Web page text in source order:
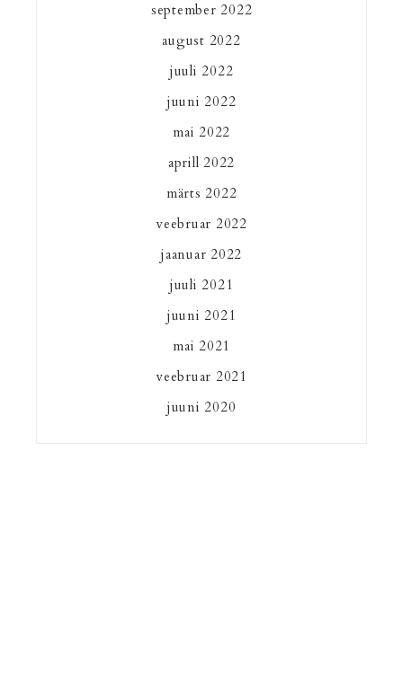
september 2022
august 2022
juuli 2022
juuni 2022
mai 2022
aprill 2022
märts 2022
veebruar 2022
jaanuar 2022
juuli 2021
juuni 2021
mai 2021
veebruar 2021
juuni 2020